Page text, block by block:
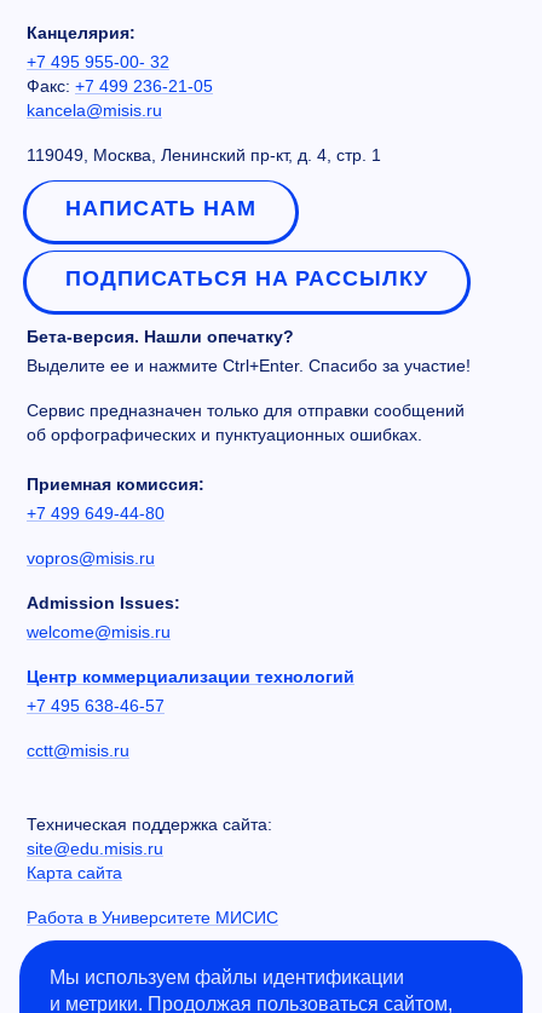
Канцелярия:
+7 495 955-00- 32
Факс: +7 499 236-21-05
kancela@misis.ru
119049, Москва, Ленинский пр-кт, д. 4, стр. 1
НАПИСАТЬ НАМ
ПОДПИСАТЬСЯ НА РАССЫЛКУ
Бета-версия. Нашли опечатку?
Выделите ее и нажмите Ctrl+Enter. Спасибо за участие!
Сервис предназначен только для отправки сообщений
об орфографических и пунктуационных ошибках.
Приемная комиссия:
+7 499 649-44-80
vopros@misis.ru
Admission Issues:
welcome@misis.ru
Центр коммерциализации технологий
+7 495 638-46-57
cctt@misis.ru
Техническая поддержка сайта:
site@edu.misis.ru
Карта сайта
Работа в Университете МИСИС
Сведения об образовательной организации
Мы используем файлы идентификации
и метрики. Продолжая пользоваться сайтом,